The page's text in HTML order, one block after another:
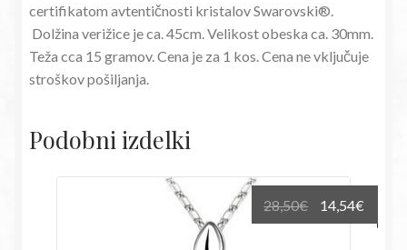
certifikatom avtentičnosti kristalov Swarovski®.
Dolžina verižice je ca. 45cm. Velikost obeska ca. 30mm.
Teža cca 15 gramov. Cena je za 1 kos. Cena ne vključuje
stroškov pošiljanja.
Podobni izdelki
28,50€
Izvirna
cena
14,54€
cena